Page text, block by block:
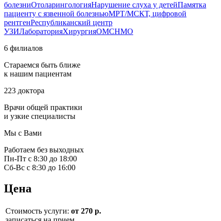
болезниОтоларингологияНарушение слуха у детейПамятка
пациенту с язвенной болезньюМРТ/МСКТ, цифровой
рентгенРеспубликанский центр
УЗИЛабораторияХирургияОМСНМО
6 филиалов
Стараемся быть ближе
к нашим пациентам
223 доктора
Врачи общей практики
и узкие специалисты
Мы с Вами
Работаем без выходных
Пн-Пт с 8:30 до 18:00
Сб-Вс с 8:30 до 16:00
Цена
Стоимость услуги: от 270 р.